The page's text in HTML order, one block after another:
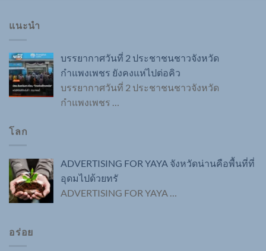
แนะนำ
บรรยากาศวันที่ 2 ประชาชนชาวจังหวัด
กำแพงเพชร ยังคงแห่ไปต่อคิว
บรรยากาศวันที่ 2 ประชาชนชาวจังหวัด
กำแพงเพชร
โลก
ADVERTISING FOR YAYA จังหวัดน่านคือพื้นที่ที่
อุดมไปด้วยทรั
ADVERTISING FOR YAYA …
อร่อย